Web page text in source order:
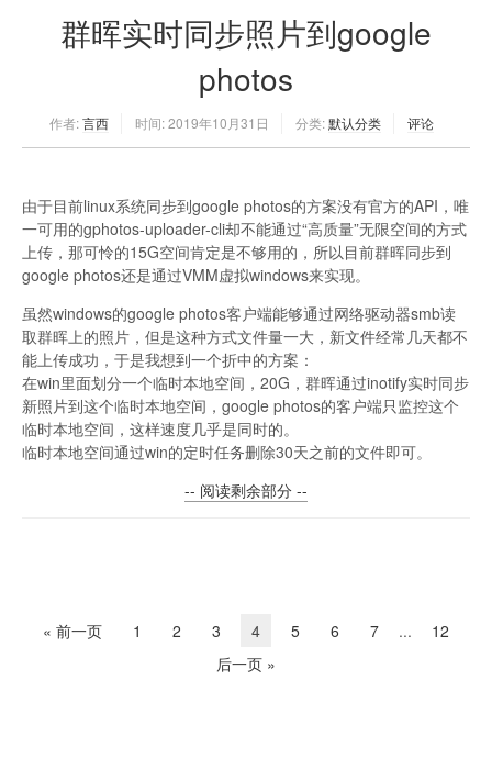
群晖实时同步照片到google
photos
作者:言西 时间:2019年10月31日 分类:默认分类 评论
由于目前linux系统同步到google photos的方案没有官方的API，唯
一可用的gphotos-uploader-cli却不能通过“高质量”无限空间的方式
上传，那可怜的15G空间肯定是不够用的，所以目前群晖同步到
google photos还是通过VMM虚拟windows来实现。
虽然windows的google photos客户端能够通过网络驱动器smb读
取群晖上的照片，但是这种方式文件量一大，新文件经常几天都不
能上传成功，于是我想到一个折中的方案：
在win里面划分一个临时本地空间，20G，群晖通过inotify实时同步
新照片到这个临时本地空间，google photos的客户端只监控这个
临时本地空间，这样速度几乎是同时的。
临时本地空间通过win的定时任务删除30天之前的文件即可。
-- 阅读剩余部分 --
« 前一页 1 2 3 4 5 6 7 ...
12
后一页 »